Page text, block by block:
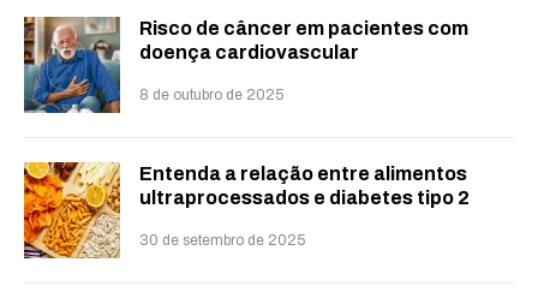
Risco de câncer em pacientes com
doença cardiovascular
8 de outubro de 2025
Entenda a relação entre alimentos
ultraprocessados e diabetes tipo 2
30 de setembro de 2025